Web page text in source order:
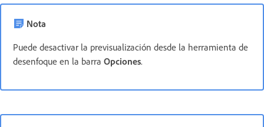
Nota
Puede desactivar la previsualización desde la herramienta de
desenfoque en la barra Opciones.